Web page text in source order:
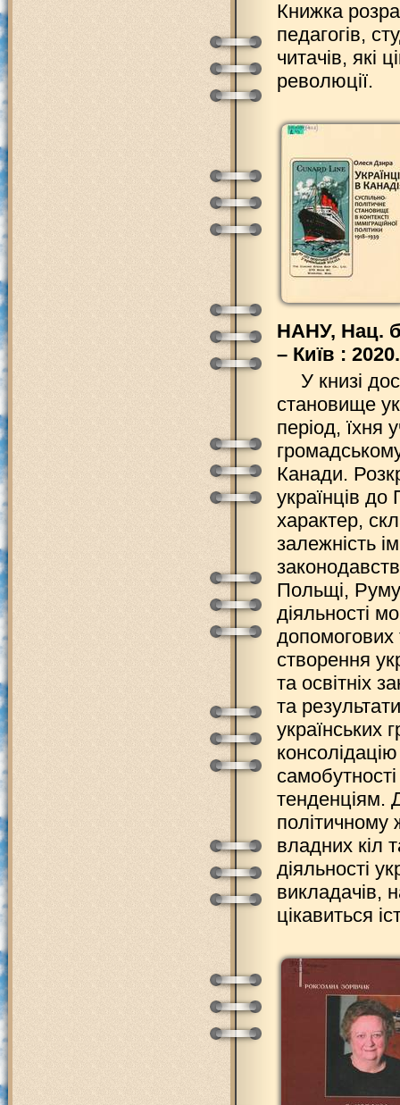
Книжка
педагогів,
читачів, які
революції.
НАНУ, Нац.
– Київ :
У книзі
становище
період, їхня
Канади.
українців до
характер,
залежність
Польщі,
діяльності
допомогових
створення
та освітніх
та
українських
тенденціям.
політичному
владних кіл
діяльності
викладачів,
цікавиться